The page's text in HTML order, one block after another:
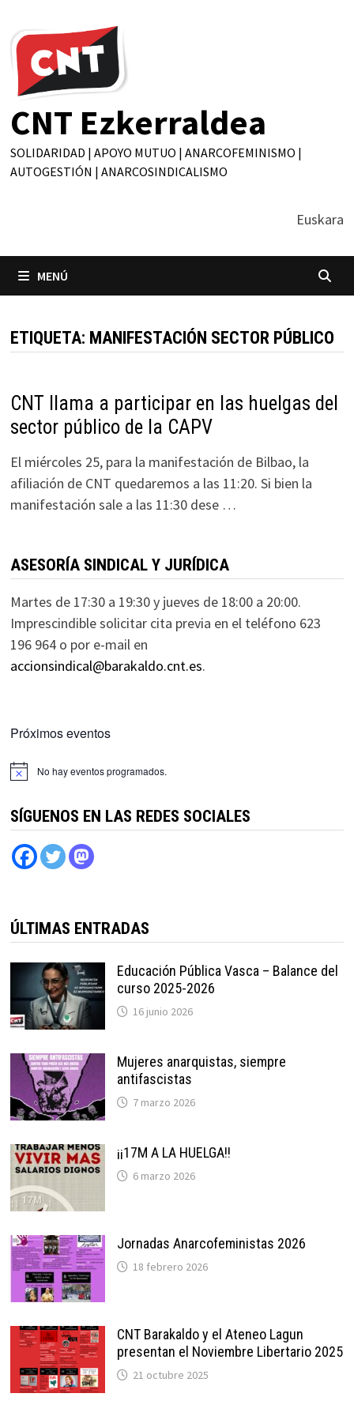
contenido
CNT Ezkerraldea
SOLIDARIDAD | APOYO MUTUO | ANARCOFEMINISMO |
AUTOGESTIÓN | ANARCOSINDICALISMO
Euskara
MENÚ
ETIQUETA: MANIFESTACIÓN SECTOR PÚBLICO
CNT llama a participar en las huelgas del
sector público de la CAPV
El miércoles 25, para la manifestación de Bilbao, la
afiliación de CNT quedaremos a las 11:20. Si bien la
manifestación sale a las 11:30 dese …
ASESORÍA SINDICAL Y JURÍDICA
Martes de 17:30 a 19:30 y jueves de 18:00 a 20:00.
Imprescindible solicitar cita previa en el teléfono 623
196 964 o por e-mail en
accionsindical@barakaldo.cnt.es.
Próximos eventos
No hay eventos programados.
SÍGUENOS EN LAS REDES SOCIALES
ÚLTIMAS ENTRADAS
Educación Pública Vasca – Balance del
curso 2025-2026
16 junio 2026
Mujeres anarquistas, siempre
antifascistas
7 marzo 2026
¡¡17M A LA HUELGA!!
6 marzo 2026
Jornadas Anarcofeministas 2026
18 febrero 2026
CNT Barakaldo y el Ateneo Lagun
presentan el Noviembre Libertario 2025
21 octubre 2025